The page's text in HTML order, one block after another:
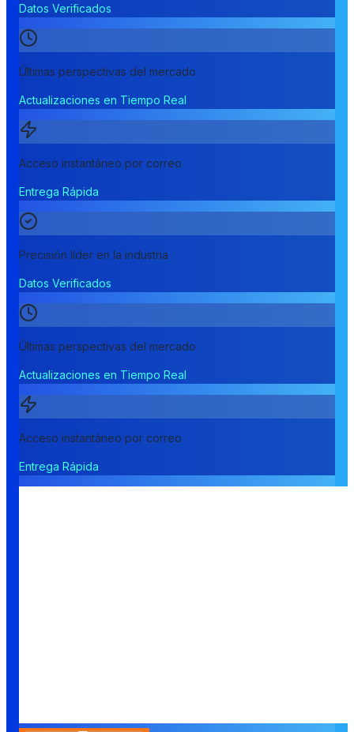
Datos Verificados
Últimas perspectivas del mercado
Actualizaciones en Tiempo Real
Acceso instantáneo por correo
Entrega Rápida
Precisión líder en la industria
Datos Verificados
Últimas perspectivas del mercado
Actualizaciones en Tiempo Real
Acceso instantáneo por correo
Entrega Rápida